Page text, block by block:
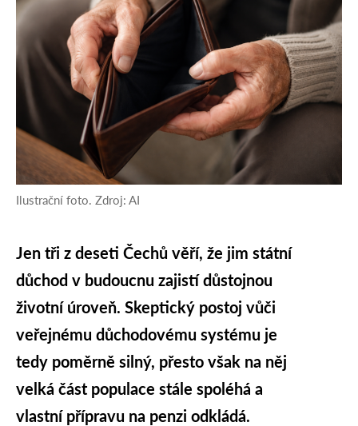
Ilustrační foto. Zdroj: AI
Jen tři z deseti Čechů věří, že jim státní
důchod v budoucnu zajistí důstojnou
životní úroveň. Skeptický postoj vůči
veřejnému důchodovému systému je
tedy poměrně silný, přesto však na něj
velká část populace stále spoléhá a
vlastní přípravu na penzi odkládá.